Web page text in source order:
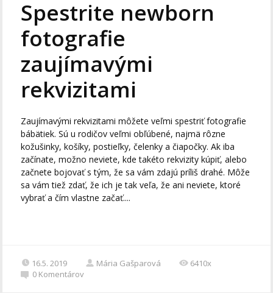
Spestrite newborn
fotografie
zaujímavými
rekvizitami
Zaujímavými rekvizitami môžete veľmi spestriť fotografie
bábätiek. Sú u rodičov veľmi obľúbené, najmä rôzne
kožušinky, košíky, postieľky, čelenky a čiapočky. Ak iba
začínate, možno neviete, kde takéto rekvizity kúpiť, alebo
začnete bojovať s tým, že sa vám zdajú príliš drahé. Môže
sa vám tiež zdať, že ich je tak veľa, že ani neviete, ktoré
vybrať a čím vlastne začať....
16.5. 2019 Mária Gašparová
6410x
0 Komentárov